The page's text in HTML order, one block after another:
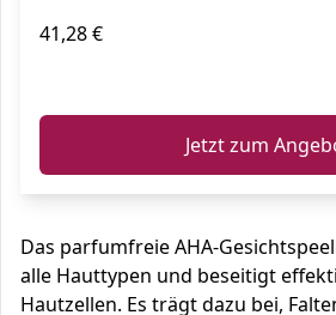
41,28 €
Jetzt zum
Das parfumfreie AHA-
alle Hauttypen und beseitigt
Hautzellen. Es trägt dazu bei,